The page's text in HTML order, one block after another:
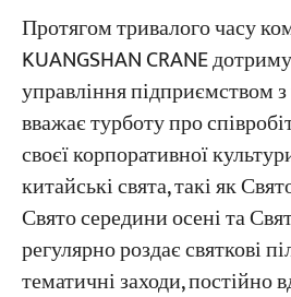
Протягом тривалого часу
KUANGSHAN CRANE
управління підприємством
вважає турботу про
своєї корпоративної
китайські свята, такі як
Свято середини осені та
регулярно роздає святкові
тематичні заходи, постійно